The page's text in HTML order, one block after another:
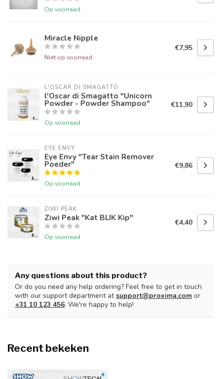
Op voorraad
Miracle Nipple
Niet op voorraad
€7,95
L'OSCAR DI SMAGATTO
l'Oscar di Smagatto "Unicorn
Powder - Powder Shampoo"
Op voorraad
€11,90
EYE ENVY
Eye Envy "Tear Stain Remover
Poeder"
Op voorraad
€9,86
ZIWI PEAK
Ziwi Peak "Kat BLIK Kip"
Op voorraad
€4,40
Any questions about this product?
Or do you need any help ordering? Feel free to get in touch
with our support department atsupport@proxima.com or
+31 10 123 456. We're happy to help!
Recent bekeken